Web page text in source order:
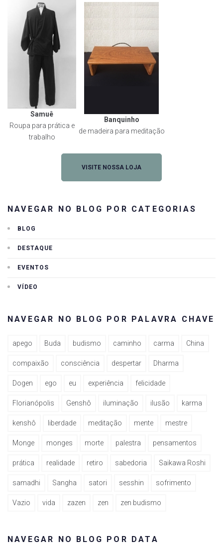
Samuê
Roupa para prática e
trabalho
Banquinho
de madeira para meditação
VISITE NOSSA LOJA
NAVEGAR NO BLOG POR CATEGORIAS
BLOG
DESTAQUE
EVENTOS
VÍDEO
NAVEGAR NO BLOG POR PALAVRA CHAVE
apego Buda budismo caminho carma China
compaixão consciência despertar Dharma
Dogen ego eu experiência felicidade
Florianópolis Genshô iluminação ilusão karma
kenshô liberdade meditação mente mestre
Monge monges morte palestra pensamentos
prática realidade retiro sabedoria Saikawa Roshi
samadhi Sangha satori sesshin sofrimento
Vazio vida zazen zen zen budismo
NAVEGAR NO BLOG POR DATA